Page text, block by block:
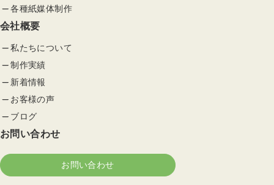
各種紙媒体制作
会社概要
私たちについて
制作実績
新着情報
お客様の声
ブログ
お問い合わせ
お問い合わせ